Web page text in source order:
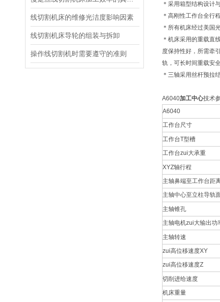
线切割机床的维修光洁度影响因素
线切割机床导轮的组装与拆卸
操作线切割机时需要遵守的准则
＊采用箱型结构设计
＊高刚性工作台全行
＊所有机床经过美国
＊机床采用的重载直
度保持性好，所需牵
轨，可长时间重载安
＊三轴采用丝杆预拉
A6040加工中心技术
A6040
工作台尺寸
工作台T型槽
工作台zui大承重
XYZ轴行程
主轴鼻端至工作台距
主轴中心至立柱导轨
主轴锥孔
主轴电机zui大输出功
主轴转速
zui高位移速度XY
zui高位移速度Z
切削进给速度
机床重量